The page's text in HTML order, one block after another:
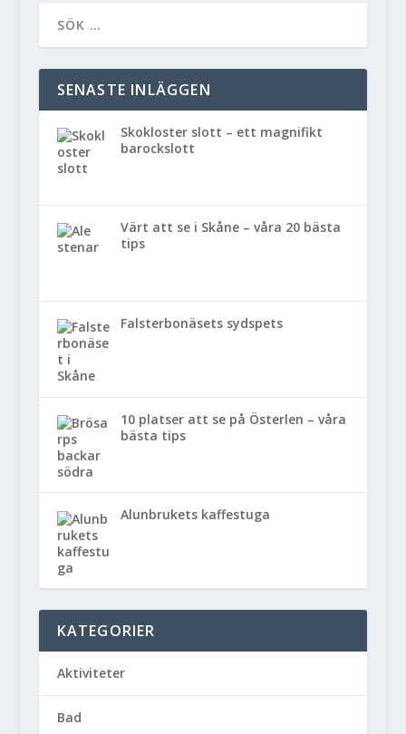
SENASTE INLÄGGEN
Skokloster slott – ett magnifikt
barockslott
Värt att se i Skåne – våra 20 bästa
tips
Falsterbonäsets sydspets
10 platser att se på Österlen – våra
bästa tips
Alunbrukets kaffestuga
KATEGORIER
Aktiviteter
Bad